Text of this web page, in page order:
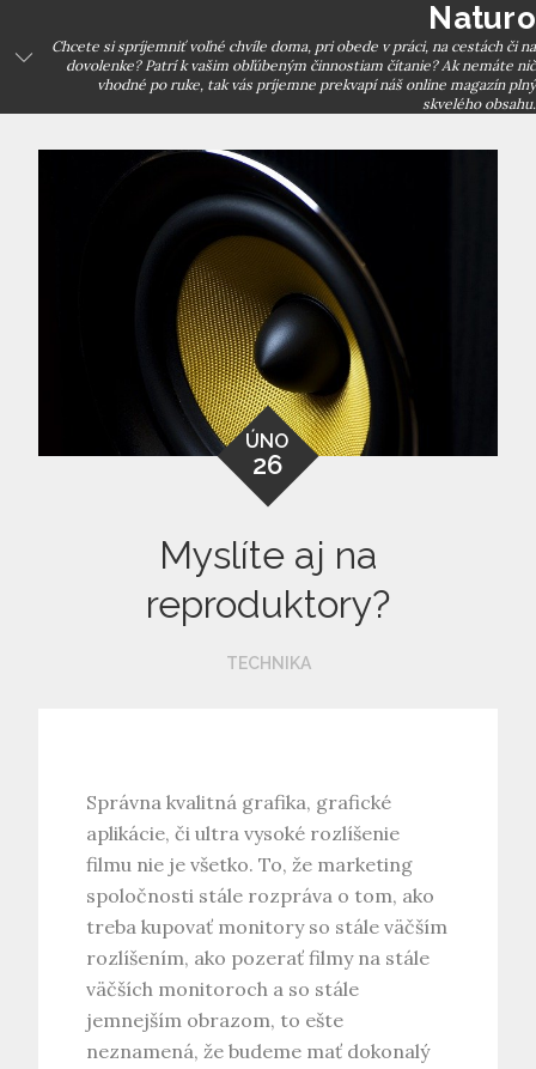
content
Naturo
Chcete si spríjemniť voľné chvíle doma, pri obede v práci, na cestách či na
dovolenke? Patrí k vašim obľúbeným činnostiam čítanie? Ak nemáte nič
vhodné po ruke, tak vás príjemne prekvapí náš online magazín plný
skvelého obsahu.
ÚNO
26
Myslíte aj na
reproduktory?
TECHNIKA
Správna kvalitná grafika, grafické
aplikácie, či ultra vysoké rozlíšenie
filmu nie je všetko. To, že marketing
spoločnosti stále rozpráva o tom, ako
treba kupovať monitory so stále väčším
rozlíšením, ako pozerať filmy na stále
väčších monitoroch a so stále
jemnejším obrazom, to ešte
neznamená, že budeme mať dokonalý